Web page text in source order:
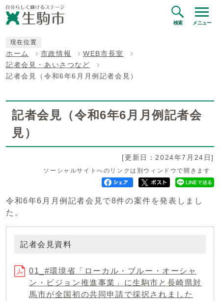
検索 メニュー
現在位置
ホーム 市政情報
WEB市長室
記者会見・あいさつなど
記者会見（令和6年6月月例記者会見）
記者会見（令和6年6月月例記者会
見）
[更新日：2024年7月24日]
ソーシャルサイトへのリンクは別ウィンドウで開きます
令和6年6月月例記者会見で8件の案件を発表しまし
た。
記者会見資料
01_#環境省「ローカル・ブルー・オーシャ
ン・ビジョン推進事業」に生駒市と長崎県対
馬市が全国初の共同申請で採択されました